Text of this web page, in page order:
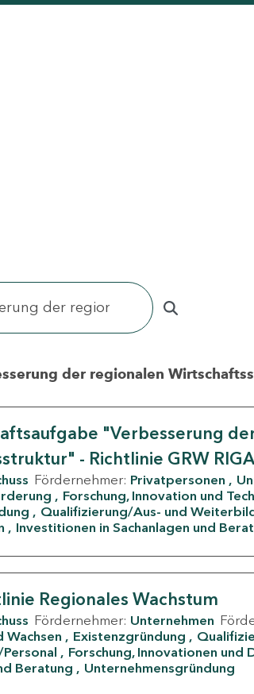
der regionalen
"Verbesserung
- Richtlinie GRW RIGA
Fördernehmer: Privatpersonen
Forschung, Innovation und
Qualifizierung/Aus- und
Investitionen in Sachanlagen und
Regionales Wachstum
Fördernehmer: Unternehmen
Wachsen
Existenzgründung
Forschung, Innovationen und
Beratung
Unternehmensgründung